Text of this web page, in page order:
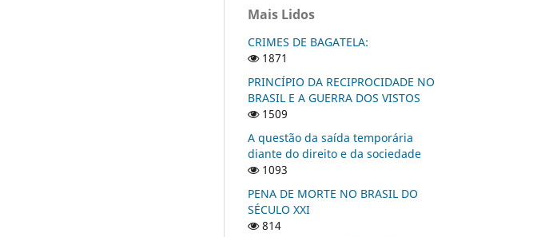
Mais Lidos
CRIMES DE BAGATELA:
1871
PRINCÍPIO DA RECIPROCIDADE NO
BRASIL E A GUERRA DOS VISTOS
1509
A questão da saída temporária
diante do direito e da sociedade
1093
PENA DE MORTE NO BRASIL DO
SÉCULO XXI
814